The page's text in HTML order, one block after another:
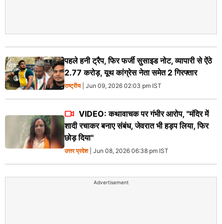
पहले हनी ट्रैप, फिर फर्जी सुसाइड नोट, व्यापारी से ऐंठे
2.77 करोड़, यूथ कांग्रेस नेता समेत 2 गिरफ्तार
राष्ट्रीय| Jun 09, 2026 02:03 pm IST
VIDEO: कथावाचक पर गंभीर आरोप, "मंदिर में
शादी रचाकर बनाए संबंध, जेवरात भी हड़प लिया, फिर
छोड़ दिया"
उत्तर प्रदेश| Jun 08, 2026 06:38 pm IST
Advertisement